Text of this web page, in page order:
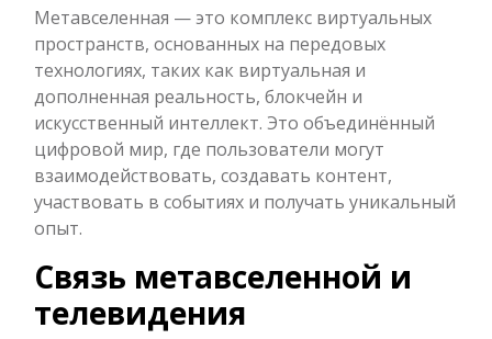
Метавселенная — это комплекс виртуальных
пространств, основанных на передовых
технологиях, таких как виртуальная и
дополненная реальность, блокчейн и
искусственный интеллект. Это объединённый
цифровой мир, где пользователи могут
взаимодействовать, создавать контент,
участвовать в событиях и получать уникальный
опыт.
Связь метавселенной и
телевидения